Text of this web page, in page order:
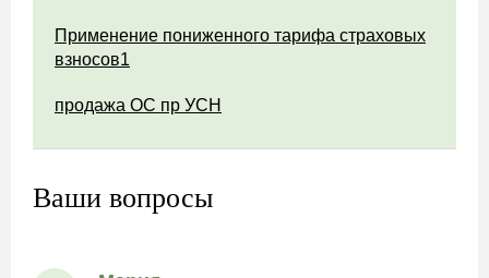
Применение пониженного тарифа страховых
взносов1
продажа ОС пр УСН
Ваши вопросы